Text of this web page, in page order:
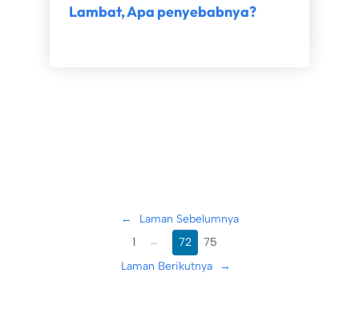
Lambat, Apa penyebabnya?
←
Laman Sebelumnya
1
… 72
75
Laman Berikutnya
→